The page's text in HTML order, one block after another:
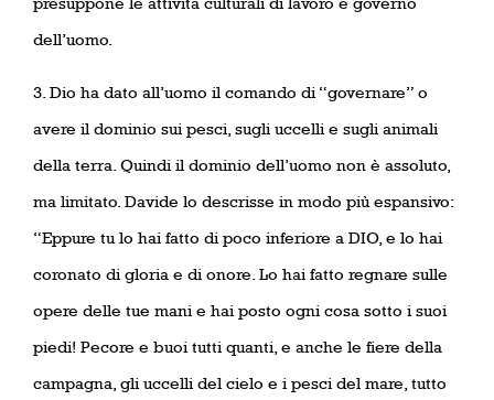
dell’uomo.
3. Dio ha dato all’uomo il comando di “governare” o
avere il dominio sui pesci, sugli uccelli e sugli animali
della terra. Quindi il dominio dell’uomo non è assoluto,
ma limitato. Davide lo descrisse in modo più espansivo:
“Eppure tu lo hai fatto di poco inferiore a DIO, e lo hai
coronato di gloria e di onore. Lo hai fatto regnare sulle
opere delle tue mani e hai posto ogni cosa sotto i suoi
piedi! Pecore e buoi tutti quanti, e anche le fiere della
campagna, gli uccelli del cielo e i pesci del mare, tutto